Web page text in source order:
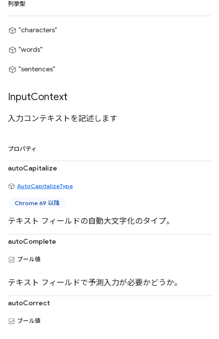
列挙型
"characters"
"words"
"sentences"
InputContext
入力コンテキストを記述します
プロパティ
autoCapitalize
AutoCapitalizeType
Chrome 69 以降
テキスト フィールドの自動大文字化のタイプ。
autoComplete
ブール値
テキスト フィールドで予測入力が必要かどうか。
autoCorrect
ブール値